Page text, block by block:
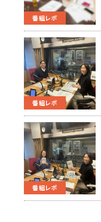
番組レポ
番組レポ
番組レポ